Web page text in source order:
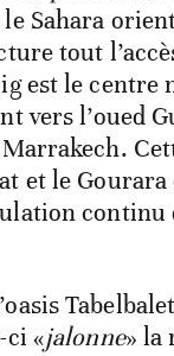
le Sahara
tout
est le centre
vers l’oued
et le Gourara
continu
ci «jalonne» la